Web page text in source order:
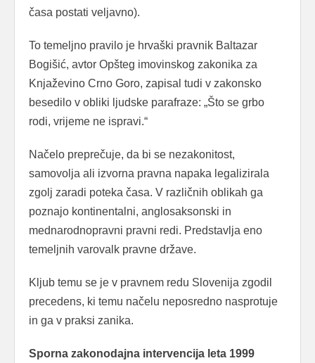
časa postati veljavno).
To temeljno pravilo je hrvaški pravnik Baltazar
Bogišić, avtor Opšteg imovinskog zakonika za
Knjaževino Crno Goro, zapisal tudi v zakonsko
besedilo v obliki ljudske parafraze: „Što se grbo
rodi, vrijeme ne ispravi.“
Načelo preprečuje, da bi se nezakonitost,
samovolja ali izvorna pravna napaka legalizirala
zgolj zaradi poteka časa. V različnih oblikah ga
poznajo kontinentalni, anglosaksonski in
mednarodnopravni pravni redi. Predstavlja eno
temeljnih varovalk pravne države.
Kljub temu se je v pravnem redu Slovenija zgodil
precedens, ki temu načelu neposredno nasprotuje
in ga v praksi zanika.
Sporna zakonodajna intervencija leta 1999